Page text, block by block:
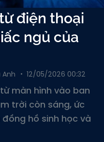
điện thoại
ngủ của
12/05/2026 00:32
màn hình vào ban
trời còn sáng, ức
hồ sinh học và